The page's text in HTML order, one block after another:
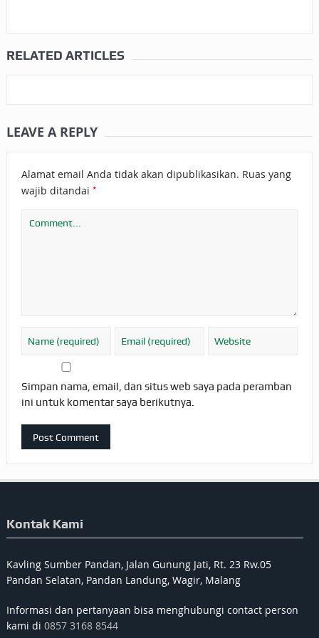
RELATED ARTICLES
LEAVE A REPLY
Alamat email Anda tidak akan dipublikasikan. Ruas yang
wajib ditandai *
Simpan nama, email, dan situs web saya pada peramban
ini untuk komentar saya berikutnya.
Kontak Kami
Kavling Sumber Pandan, Jalan Gunung Jati, Rt. 23 Rw.05
Pandan Selatan, Pandan Landung, Wagir, Malang
Informasi dan pertanyaan bisa menghubungi contact person
kami di 0857 3168 8544